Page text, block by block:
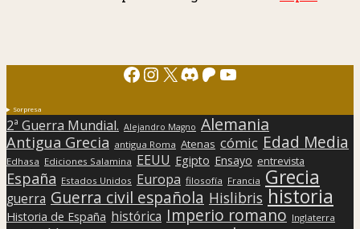
Facebook
Instagram
X Discord
Patreon
YouTube
Sorpresa
2ª Guerra Mundial. Alejandro Magno Alemania
Antigua Grecia antigua Roma Atenas cómic Edad Media
Edhasa Ediciones Salamina EEUU Egipto Ensayo entrevista
España Estados Unidos Europa filosofía Francia Grecia
guerra Guerra civil española Hislibris historia
Historia de España histórica Imperio romano Inglaterra